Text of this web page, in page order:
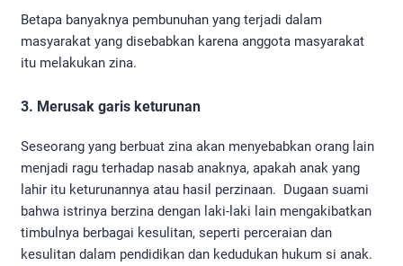
Betapa banyaknya pembunuhan yang terjadi dalam
masyarakat yang disebabkan karena anggota masyarakat
itu melakukan zina.
3. Merusak garis keturunan
Seseorang yang berbuat zina akan menyebabkan orang lain
menjadi ragu terhadap nasab anaknya, apakah anak yang
lahir itu keturunannya atau hasil perzinaan. Dugaan suami
bahwa istrinya berzina dengan laki-laki lain mengakibatkan
timbulnya berbagai kesulitan, seperti perceraian dan
kesulitan dalam pendidikan dan kedudukan hukum si anak.